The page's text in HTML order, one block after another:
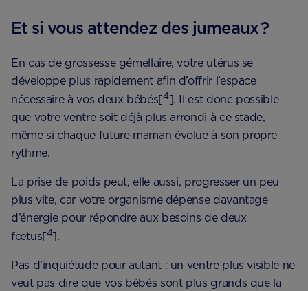
Et si vous attendez des jumeaux ?
En cas de grossesse gémellaire, votre utérus se
développe plus rapidement afin d’offrir l’espace
nécessaire à vos deux bébés[4]. Il est donc possible
que votre ventre soit déjà plus arrondi à ce stade,
même si chaque future maman évolue à son propre
rythme.
La prise de poids peut, elle aussi, progresser un peu
plus vite, car votre organisme dépense davantage
d’énergie pour répondre aux besoins de deux
fœtus[4].
Pas d’inquiétude pour autant : un ventre plus visible ne
veut pas dire que vos bébés sont plus grands que la